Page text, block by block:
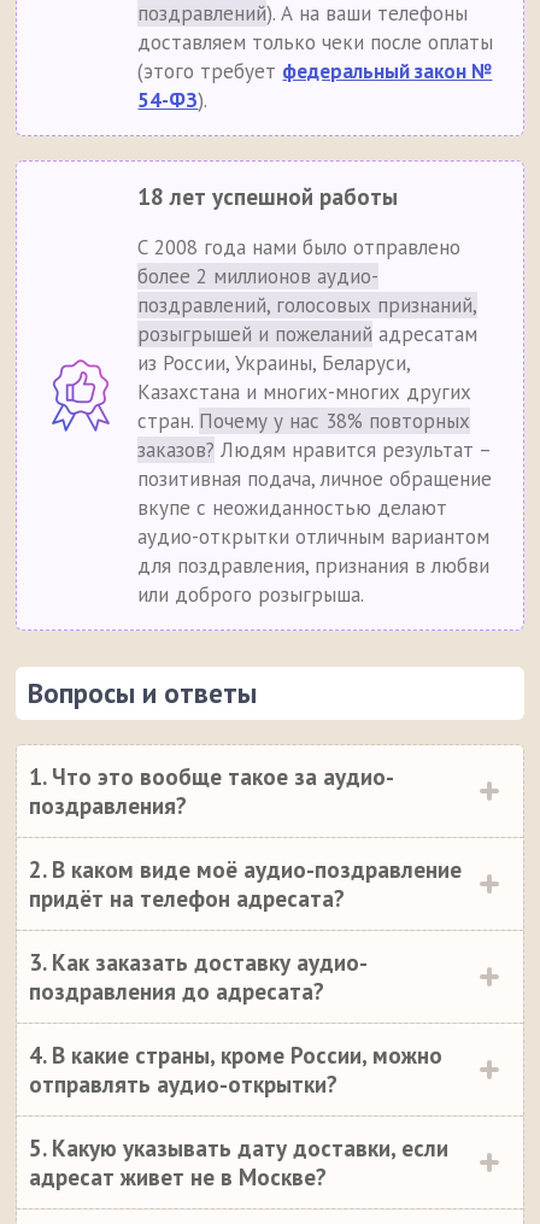
поздравлений). А на ваши телефоны
доставляем только чеки после оплаты
(этого требует федеральный закон №
54-ФЗ).
18 лет успешной работы
С 2008 года нами было отправлено
более 2 миллионов аудио-
поздравлений, голосовых признаний,
розыгрышей и пожеланий адресатам
из России, Украины, Беларуси,
Казахстана и многих-многих других
стран. Почему у нас 38% повторных
заказов? Людям нравится результат –
позитивная подача, личное обращение
вкупе с неожиданностью делают
аудио-открытки отличным вариантом
для поздравления, признания в любви
или доброго розыгрыша.
Вопросы и ответы
1. Что это вообще такое за аудио-
поздравления?
2. В каком виде моё аудио-поздравление
придёт на телефон адресата?
3. Как заказать доставку аудио-
поздравления до адресата?
4. В какие страны, кроме России, можно
отправлять аудио-открытки?
5. Какую указывать дату доставки, если
адресат живет не в Москве?